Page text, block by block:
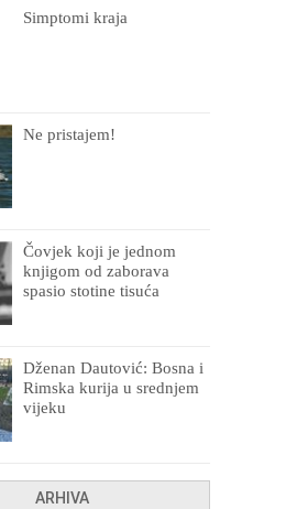
Simptomi kraja
Ne pristajem!
Čovjek koji je jednom
knjigom od zaborava
spasio stotine tisuća
Dženan Dautović: Bosna i
Rimska kurija u srednjem
vijeku
ARHIVA